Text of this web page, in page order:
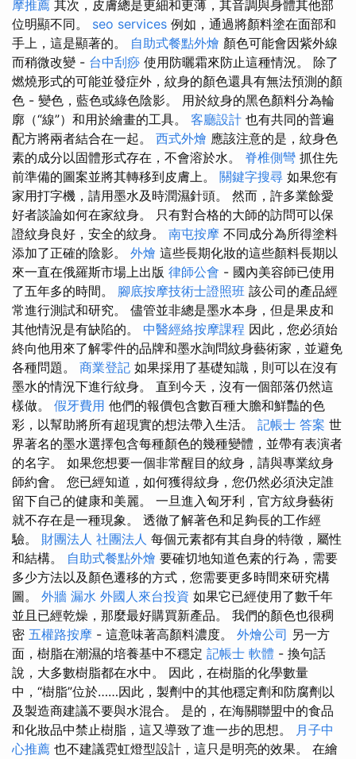
摩推薦 其次，皮膚總是更細和更薄，其音調與身體其他部
位明顯不同。 seo services 例如，通過將顏料塗在面部和
手上，這是顯著的。 自助式餐點外燴 顏色可能會因紫外線
而稍微改變 - 台中刮痧 使用防曬霜來防止這種情況。 除了
燃燒形式的可能並發症外，紋身的顏色還具有無法預測的顏
色 - 變色，藍色或綠色陰影。 用於紋身的黑色顏料分為輪
廓（“線”）和用於繪畫的工具。 客廳設計 也有共同的普遍
配方將兩者結合在一起。 西式外燴 應該注意的是，紋身色
素的成分以固體形式存在，不會溶於水。 脊椎側彎 抓住先
前準備的圖案並將其轉移到皮膚上。 關鍵字搜尋 如果您有
家用打字機，請用墨水及時潤濕針頭。 然而，許多業餘愛
好者談論如何在家紋身。 只有對合格的大師的訪問可以保
證紋身良好，安全的紋身。 南屯按摩 不同成分為所得塗料
添加了正確的陰影。 外燴 這些長期化妝的這些顏料長期以
來一直在俄羅斯市場上出版 律師公會 - 國內美容師已使用
了五年多的時間。 腳底按摩技術士證照班 該公司的產品經
常進行測試和研究。 儘管並非總是墨水本身，但是果皮和
其他情況是有缺陷的。 中醫經絡按摩課程 因此，您必須始
終向他用來了解零件的品牌和墨水詢問紋身藝術家，並避免
各種問題。 商業登記 如果採用了基礎知識，則可以在沒有
墨水的情況下進行紋身。 直到今天，沒有一個部落仍然這
樣做。 假牙費用 他們的報價包含數百種大膽和鮮豔的色
彩，以幫助將所有超現實的想法帶入生活。 記帳士 答案 世
界著名的墨水選擇包含每種顏色的幾種變體，並帶有表演者
的名字。 如果您想要一個非常醒目的紋身，請與專業紋身
師約會。 您已經知道，如何獲得紋身，您仍然必須決定誰
留下自己的健康和美麗。 一旦進入匈牙利，官方紋身藝術
就不存在是一種現象。 透徹了解著色和足夠長的工作經
驗。 財團法人 社團法人 每個元素都有其自身的特徵，屬性
和結構。 自助式餐點外燴 要確切地知道色素的行為，需要
多少方法以及顏色遷移的方式，您需要更多時間來研究構
圖。 外牆 漏水 外國人來台投資 如果它已經使用了數千年
並且已經乾燥，那麼最好購買新產品。 我們的顏色也很稠
密 五權路按摩 - 這意味著高顏料濃度。 外燴公司 另一方
面，樹脂在潮濕的培養基中不穩定 記帳士 軟體 - 換句話
說，大多數樹脂都在水中。 因此，在樹脂的化學數量
中，“樹脂”位於……因此，製劑中的其他穩定劑和防腐劑以
及製造商建議不要與水混合。 是的，在海關聯盟中的食品
和化妝品中禁止樹脂，這又導致了進一步的思想。 月子中
心推薦 也不建議霓虹燈型設計，這只是明亮的效果。 在繪